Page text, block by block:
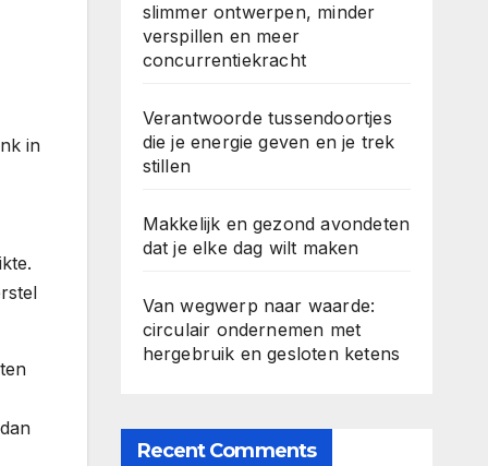
in
slimmer ontwerpen, minder
verspillen en meer
concurrentiekracht
Verantwoorde tussendoortjes
die je energie geven en je trek
stillen
Makkelijk en gezond avondeten
dat je elke dag wilt maken
Van wegwerp naar waarde:
circulair ondernemen met
hergebruik en gesloten ketens
Recent Comments